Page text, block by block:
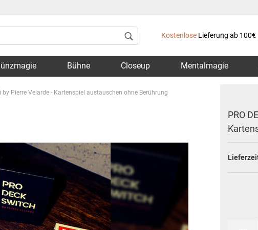
Lieferland
Kostenlose Lieferung ab 100€
Bühne Closeup Mentalmagie
by Pierre Velarde - Kartenspiel austauschen ohne Berührung
PRO